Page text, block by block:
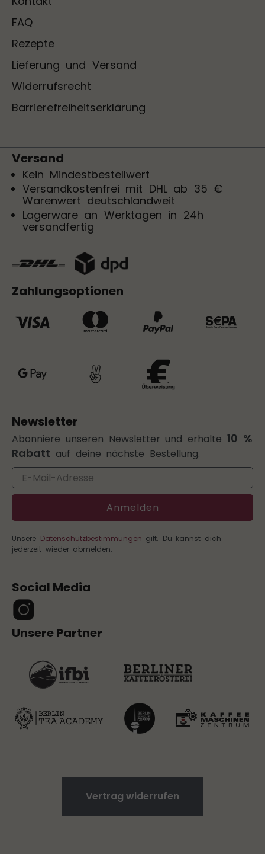
FAQ
Rezepte
Lieferung und Versand
Widerrufsrecht
Barrierefreiheitserklärung
Versand
Kein Mindestbestellwert
Versandkostenfrei mit DHL ab 35 €
Warenwert deutschlandweit
Lagerware an Werktagen in 24h
versandfertig
Zahlungsoptionen
Newsletter
Abonniere unseren Newsletter und erhalte 10 %
Rabatt auf deine nächste Bestellung.
Email
Anmelden
Unsere Datenschutzbestimmungen gilt. Du kannst dich
jederzeit wieder abmelden.
Social Media
Unsere Partner
Vertrag widerrufen